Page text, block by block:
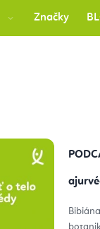
Značky